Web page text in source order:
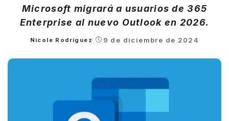
Microsoft migrará a usuarios de 365
Enterprise al nuevo Outlook en 2026.
Posted
Nicole Rodríguez 9 de diciembre de 2024